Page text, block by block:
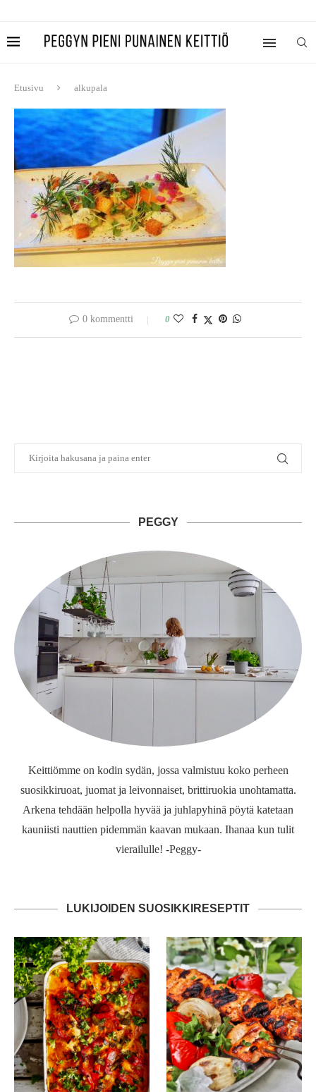
Etusivu alkupala
0 kommentti 0
PEGGY
Keittiömme on kodin sydän, jossa valmistuu koko perheen
suosikkiruoat, juomat ja leivonnaiset, brittiruokia unohtamatta.
Arkena tehdään helpolla hyvää ja juhlapyhinä pöytä katetaan
kauniisti nauttien pidemmän kaavan mukaan. Ihanaa kun tulit
vierailulle! -Peggy-
LUKIJOIDEN SUOSIKKIRESEPTIT